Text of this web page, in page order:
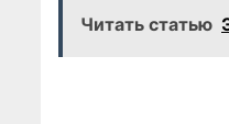
Читать статью